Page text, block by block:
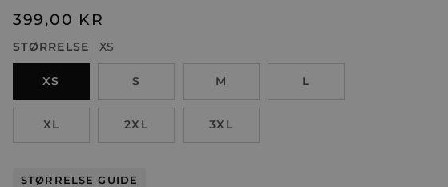
399,00 KR
STØRRELSE XS
XS S M L
XL 2XL 3XL
STØRRELSE GUIDE